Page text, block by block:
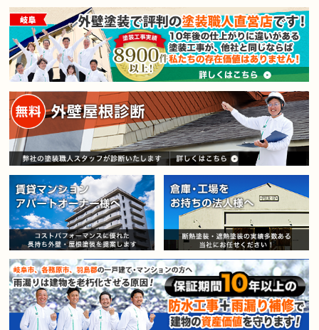
賃貸マンション・アパートオー